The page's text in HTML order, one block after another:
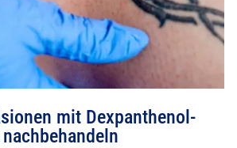
mit Dexpanthenol-